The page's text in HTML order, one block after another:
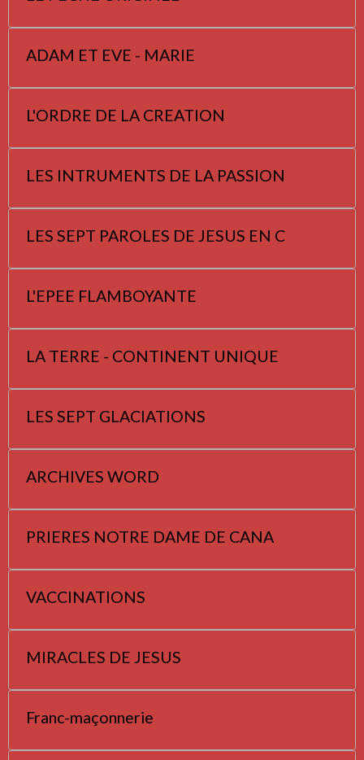
ADAM ET EVE - MARIE
L'ORDRE DE LA CREATION
LES INTRUMENTS DE LA PASSION
LES SEPT PAROLES DE JESUS EN C
L'EPEE FLAMBOYANTE
LA TERRE - CONTINENT UNIQUE
LES SEPT GLACIATIONS
ARCHIVES WORD
PRIERES NOTRE DAME DE CANA
VACCINATIONS
MIRACLES DE JESUS
Franc-maçonnerie